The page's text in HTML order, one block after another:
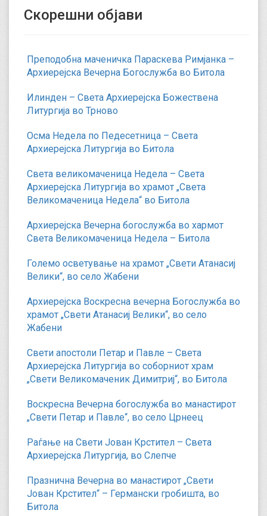
Скорешни објави
Преподобна маченичка Параскева Римјанка –
Архиерејска Вечерна Богослужба во Битола
Илинден – Света Архиерејска Божествена
Литургија во Трново
Осма Недела по Педесетница – Света
Архиерејска Литургија во Битола
Света великомаченица Недела – Света
Архиерејска Литургија во храмот „Света
Великомаченица Недела“ во Битола
Архиерејска Вечерна богослужба во хармот
Света Великомаченица Недела – Битола
Големо осветување на храмот „Свети Атанасиј
Велики“, во село Жабени
Архиерејска Воскресна вечерна Богослужба во
храмот „Свети Атанасиј Велики“, во село
Жабени
Свети апостоли Петар и Павле – Света
Архиерејска Литургија во соборниот храм
„Свети Великомаченик Димитриј“, во Битола
Воскресна Вечерна богослужба во манастирот
„Свети Петар и Павле“, во село Црнеец
Раѓање на Свети Јован Крстител – Света
Архиерејска Литургија, во Слепче
Празнична Вечерна во манастирот „Свети
Јован Крстител“ – Германски гробишта, во
Битола